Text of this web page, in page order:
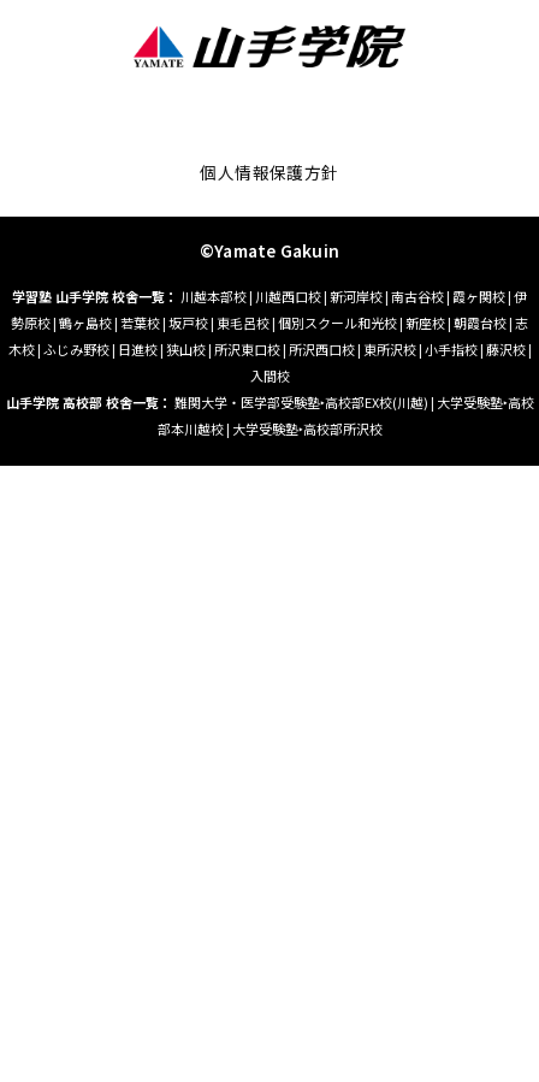
個人情報保護方針
©Yamate Gakuin
学習塾 山手学院 校舎一覧： 川越本部校| 川越西口校|新河岸校|南古谷校| 霞ヶ関校|伊
勢原校|鶴ヶ島校|若葉校|坂戸校| 東毛呂校|個別スクール和光校|新座校|朝霞台校|志
木校|ふじみ野校| 日進校|狭山校| 所沢東口校| 所沢西口校| 東所沢校|小手指校|藤沢校|
入間校
山手学院 高校部 校舎一覧： 難関大学・医学部受験塾‣高校部EX校(川越)| 大学受験塾‣高校
部本川越校| 大学受験塾‣高校部所沢校